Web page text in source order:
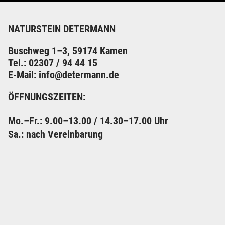
NATURSTEIN DETERMANN
Buschweg 1–3, 59174 Kamen
Tel.: 02307 / 94 44 15
E-Mail: info@determann.de
ÖFFNUNGSZEITEN:
Mo.–Fr.: 9.00–13.00 / 14.30–17.00 Uhr
Sa.: nach Vereinbarung